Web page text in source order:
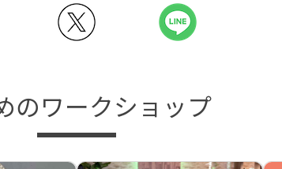
のワークショップ